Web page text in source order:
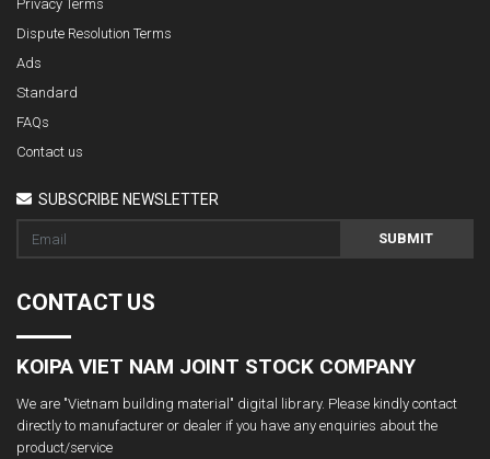
Privacy Terms
Dispute Resolution Terms
Ads
Standard
FAQs
Contact us
SUBSCRIBE NEWSLETTER
SUBMIT
CONTACT US
KOIPA VIET NAM JOINT STOCK COMPANY
We are "Vietnam building material" digital library. Please kindly contact
directly to manufacturer or dealer if you have any enquiries about the
product/service